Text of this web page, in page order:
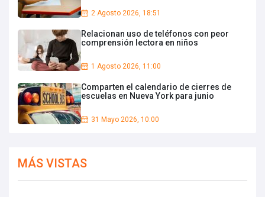
2 Agosto 2026, 18:51
Relacionan uso de teléfonos con peor
comprensión lectora en niños
1 Agosto 2026, 11:00
Comparten el calendario de cierres de
escuelas en Nueva York para junio
31 Mayo 2026, 10:00
MÁS VISTAS